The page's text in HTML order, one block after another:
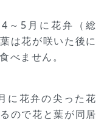
～5月に花弁（総
は花が咲いた後に
べません。
に花弁の尖った花
ので花と葉が同居